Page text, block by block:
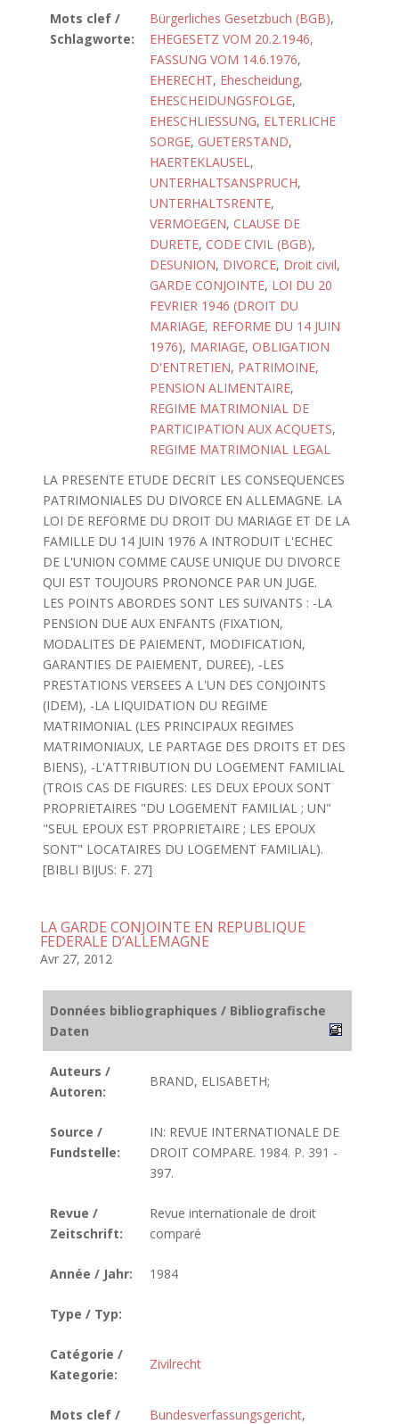
Mots clef /
Schlagworte:
Bürgerliches Gesetzbuch (BGB),
EHEGESETZ VOM 20.2.1946,
FASSUNG VOM 14.6.1976,
EHERECHT, Ehescheidung,
EHESCHEIDUNGSFOLGE,
EHESCHLIESSUNG, ELTERLICHE
SORGE, GUETERSTAND,
HAERTEKLAUSEL,
UNTERHALTSANSPRUCH,
UNTERHALTSRENTE,
VERMOEGEN, CLAUSE DE
DURETE, CODE CIVIL (BGB),
DESUNION, DIVORCE, Droit civil,
GARDE CONJOINTE, LOI DU 20
FEVRIER 1946 (DROIT DU
MARIAGE, REFORME DU 14 JUIN
1976), MARIAGE, OBLIGATION
D'ENTRETIEN, PATRIMOINE,
PENSION ALIMENTAIRE,
REGIME MATRIMONIAL DE
PARTICIPATION AUX ACQUETS,
REGIME MATRIMONIAL LEGAL
LA PRESENTE ETUDE DECRIT LES CONSEQUENCES
PATRIMONIALES DU DIVORCE EN ALLEMAGNE. LA
LOI DE REFORME DU DROIT DU MARIAGE ET DE LA
FAMILLE DU 14 JUIN 1976 A INTRODUIT L'ECHEC
DE L'UNION COMME CAUSE UNIQUE DU DIVORCE
QUI EST TOUJOURS PRONONCE PAR UN JUGE.
LES POINTS ABORDES SONT LES SUIVANTS : -LA
PENSION DUE AUX ENFANTS (FIXATION,
MODALITES DE PAIEMENT, MODIFICATION,
GARANTIES DE PAIEMENT, DUREE), -LES
PRESTATIONS VERSEES A L'UN DES CONJOINTS
(IDEM), -LA LIQUIDATION DU REGIME
MATRIMONIAL (LES PRINCIPAUX REGIMES
MATRIMONIAUX, LE PARTAGE DES DROITS ET DES
BIENS), -L'ATTRIBUTION DU LOGEMENT FAMILIAL
(TROIS CAS DE FIGURES: LES DEUX EPOUX SONT
PROPRIETAIRES "DU LOGEMENT FAMILIAL ; UN"
"SEUL EPOUX EST PROPRIETAIRE ; LES EPOUX
SONT" LOCATAIRES DU LOGEMENT FAMILIAL).
[BIBLI BIJUS: F. 27]
LA GARDE CONJOINTE EN REPUBLIQUE
FEDERALE D’ALLEMAGNE
Avr 27, 2012
Données bibliographiques / Bibliografische
Daten
Auteurs /
Autoren:
BRAND, ELISABETH;
Source /
Fundstelle:
IN: REVUE INTERNATIONALE DE
DROIT COMPARE. 1984. P. 391 -
397.
Revue /
Zeitschrift:
Revue internationale de droit
comparé
Année / Jahr: 1984
Type / Typ:
Catégorie /
Kategorie:
Zivilrecht
Mots clef /
Bundesverfassungsgericht,